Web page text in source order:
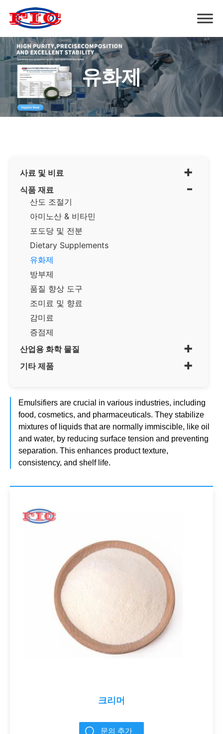
유화제
사료 및 비료 +
식품 재료 -
산도 조절기
아미노산 & 비타민
포도당 및 전분
Dietary Supplements
유화제
방부제
품질 향상 도구
조미료 및 향료
감미료
증점제
산업용 화학 물질
+
기타 제품 +
Emulsifiers are crucial in various industries, including
food, cosmetics, and pharmaceuticals. They stabilize
mixtures of liquids that are normally immiscible, like oil
and water, by reducing surface tension and preventing
separation. This enhances product texture,
consistency, and shelf life.
크리머
문의 추가